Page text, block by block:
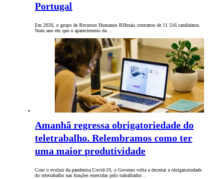
Portugal
Em 2020, o grupo de Recursos Humanos RHmais contratou de 11 516 candidatos.
Num ano em que o aparecimento da…
Amanhã regressa obrigatoriedade do
teletrabalho. Relembramos como ter
uma maior produtividade
Com o evoluir da pandemia Covid-19, o Governo volta a decretar a obrigatoriedade
do teletrabalho nas funções exercidas pelo trabalhador…